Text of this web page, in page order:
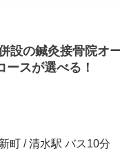
設の鍼灸接骨院オ
スが選べる！
町 / 清水駅 バス10分